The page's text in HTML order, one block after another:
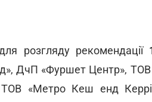
розгляду рекомендації
ДчП «Фуршет Центр», ТОВ
«Метро Кеш енд